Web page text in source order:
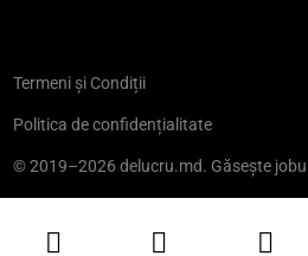
© 2019–2026 delucru.md. Găsește
Termeni și Condiții
Politica de confidențialitate